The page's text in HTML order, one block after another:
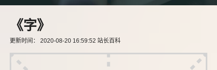
《字》
更新时间： 2020-08-20 16:59:52 站长百科